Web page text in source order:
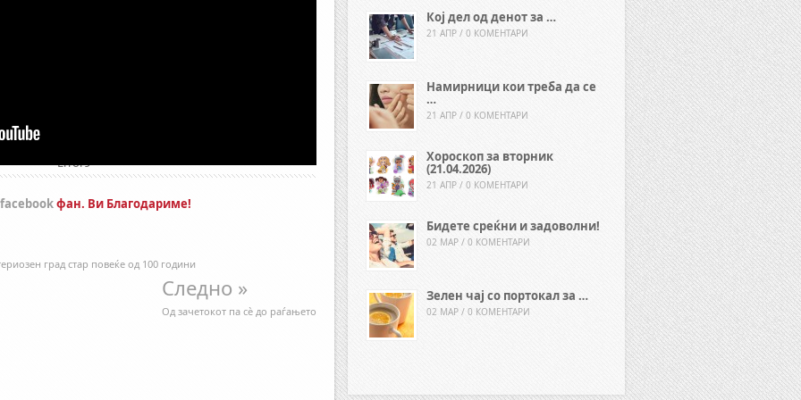
facebookфан. Ви Благодариме!
град стар повеќе од 100 години
Следно »
Oд зачетокот па сѐ до раѓањето
Error9
Кој дел од денот за …
21 АПР / 0 КОМЕНТАРИ
Намирници кои треба да се
…
21 АПР / 0 КОМЕНТАРИ
Хороскоп за вторник
(21.04.2026)
21 АПР / 0 КОМЕНТАРИ
Бидете среќни и задоволни!
02 МАР / 0 КОМЕНТАРИ
Зелен чај со портокал за …
02 МАР / 0 КОМЕНТАРИ